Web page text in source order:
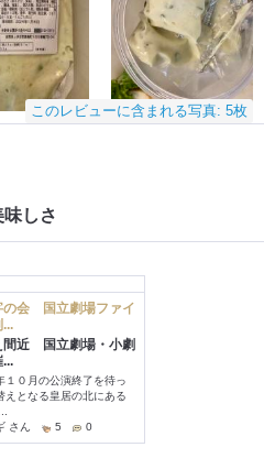
このレビューに含まれる写真: 5枚
しさ